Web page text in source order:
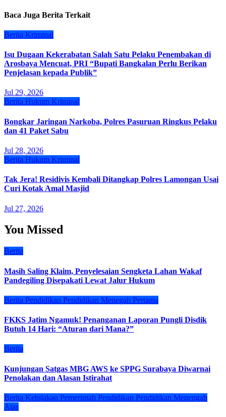
Baca Juga Berita Terkait
Berita Kriminal
Isu Dugaan Kekerabatan Salah Satu Pelaku Penembakan di
Arosbaya Mencuat, PRI “Bupati Bangkalan Perlu Berikan
Penjelasan kepada Publik”
Jul 29, 2026
Berita Hukum Kriminal
Bongkar Jaringan Narkoba, Polres Pasuruan Ringkus Pelaku
dan 41 Paket Sabu
Jul 28, 2026
Berita Hukum Kriminal
Tak Jera! Residivis Kembali Ditangkap Polres Lamongan Usai
Curi Kotak Amal Masjid
Jul 27, 2026
You Missed
Berita
Masih Saling Klaim, Penyelesaian Sengketa Lahan Wakaf
Pandegiling Disepakati Lewat Jalur Hukum
Berita Pendidikan Pendidikan Menegah Pertama
FKKS Jatim Ngamuk! Penanganan Laporan Pungli Disdik
Butuh 14 Hari: “Aturan dari Mana?”
Berita
Kunjungan Satgas MBG AWS ke SPPG Surabaya Diwarnai
Penolakan dan Alasan Istirahat
Berita Kebijakan Pemerintah Pendidikan Pendidikan Menengah
Atas